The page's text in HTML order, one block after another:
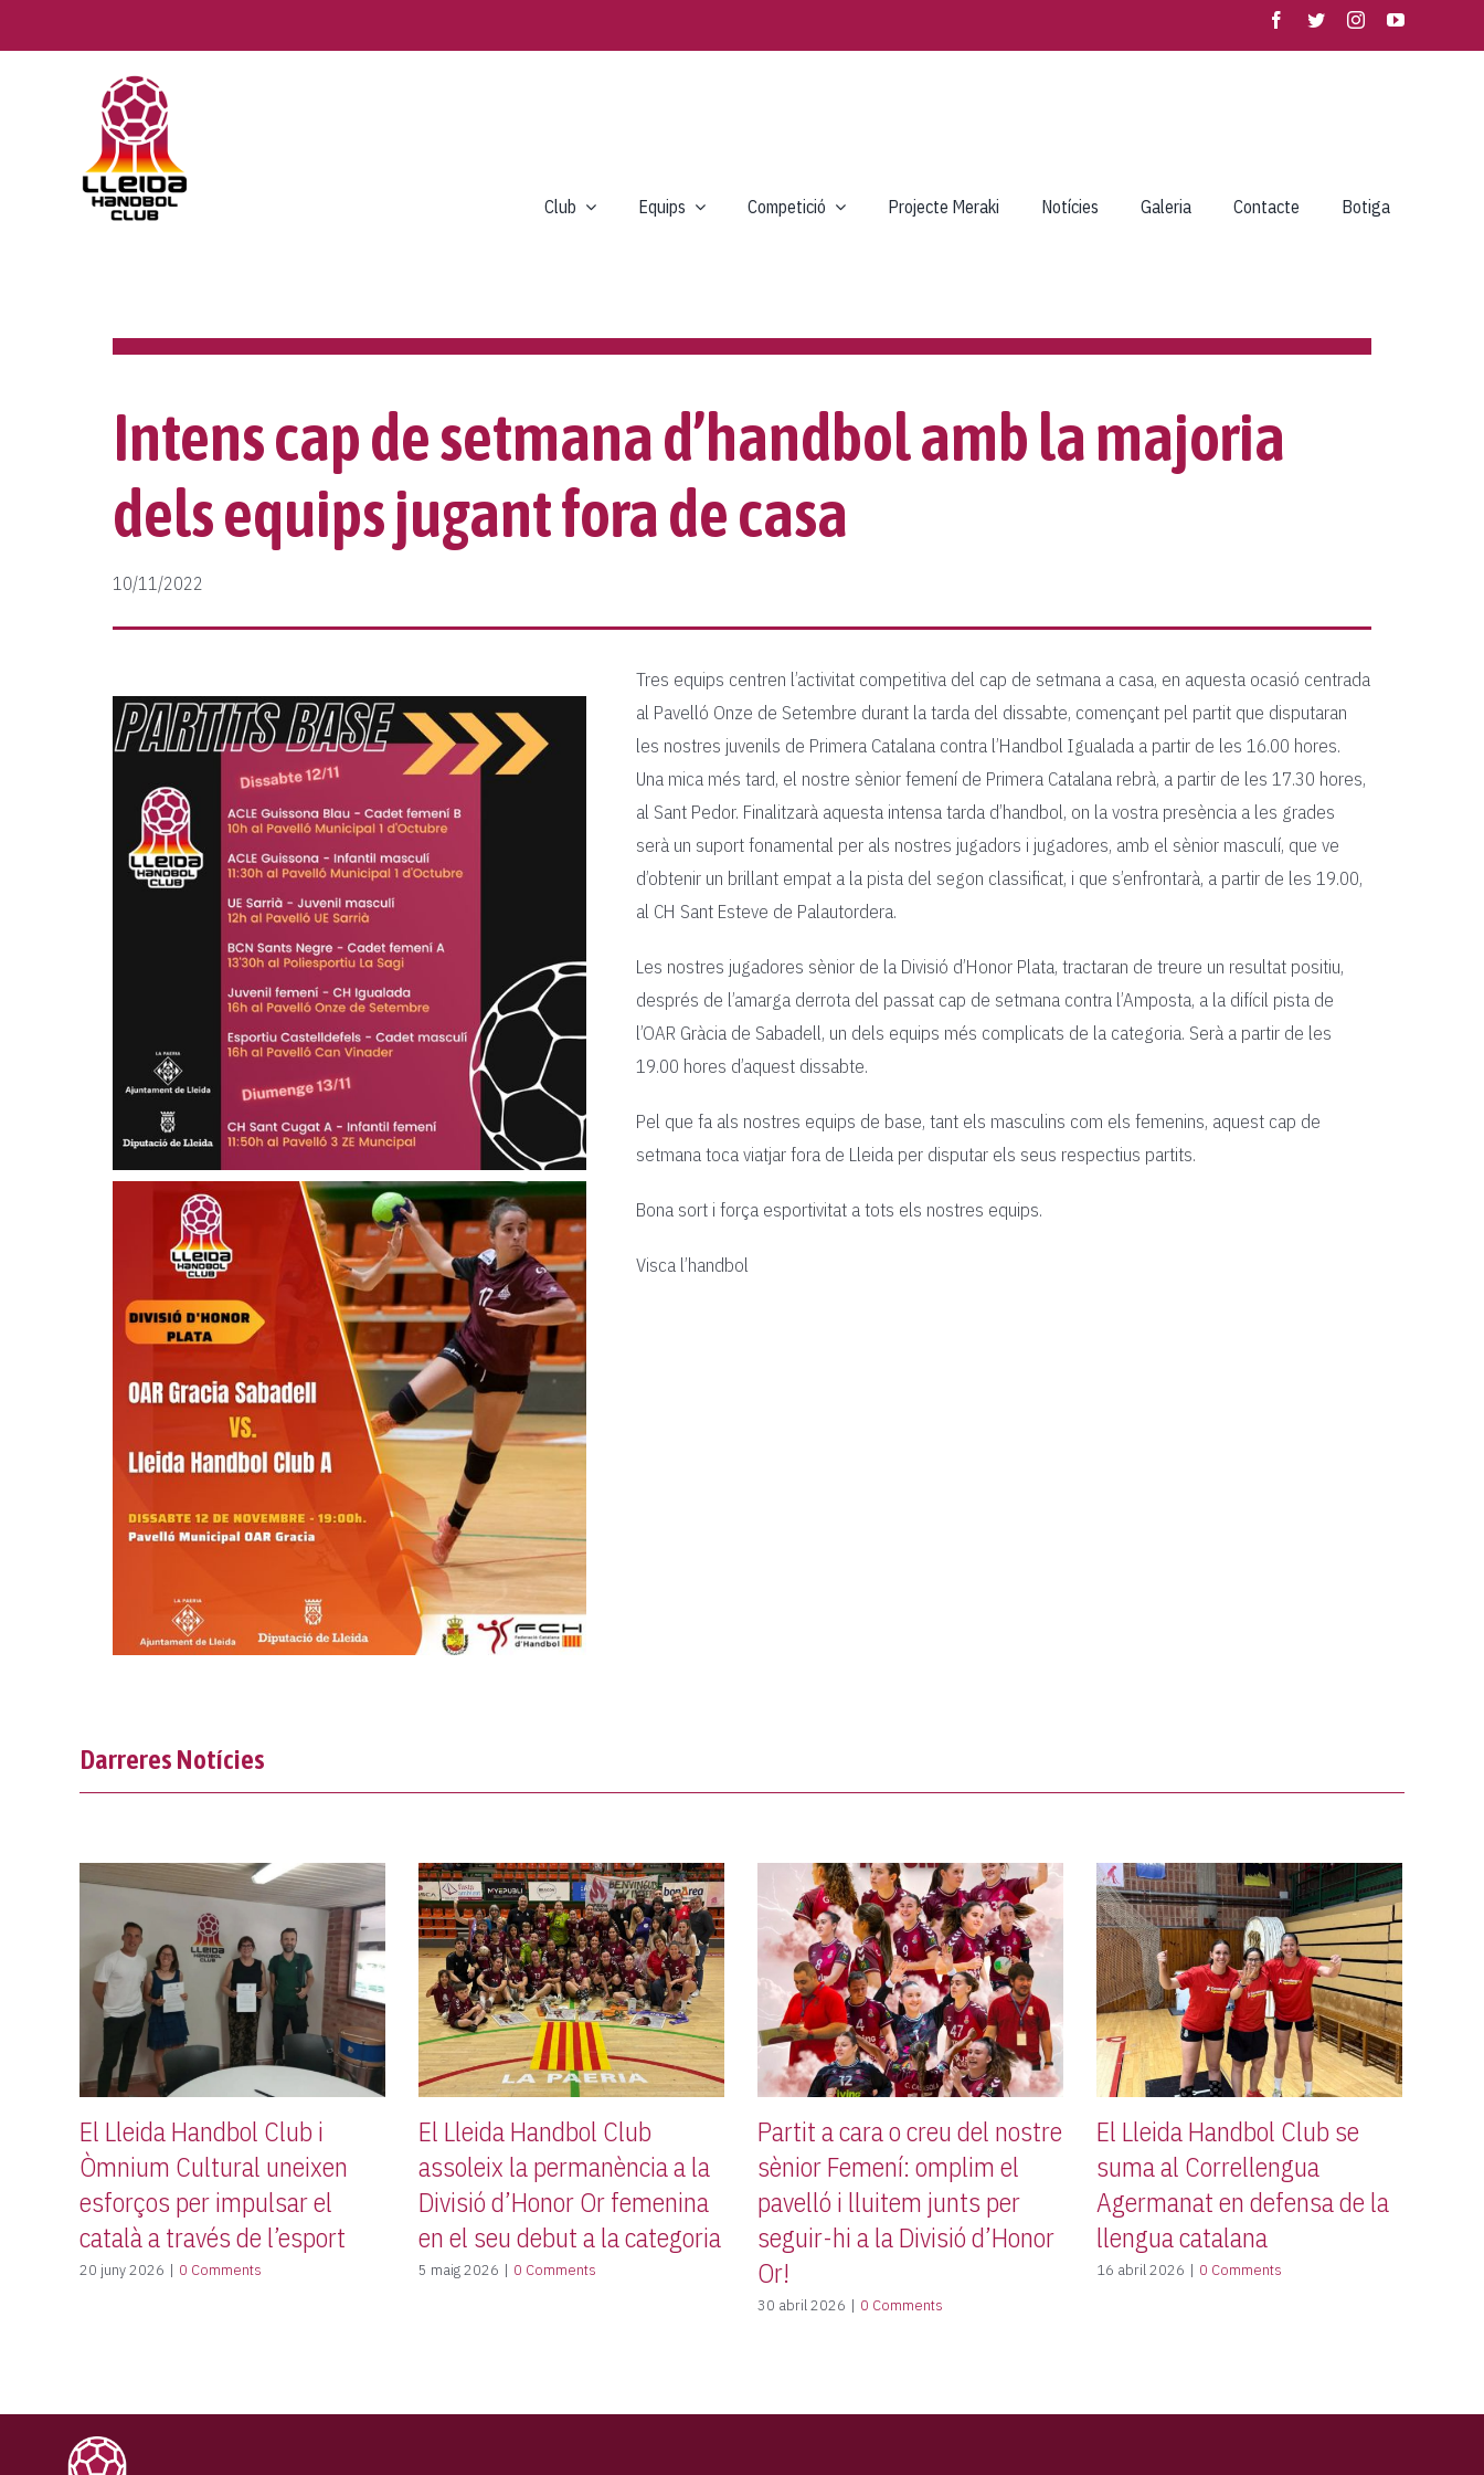
to
Club Equips Competició Projecte Meraki Notícies Galeria Contacte Botiga
Intens cap de setmana d’handbol amb la majoria
dels equips jugant fora de casa
10/11/2022
Tres equips centren l’activitat competitiva del cap de setmana a casa, en aquesta ocasió centrada
al Pavelló Onze de Setembre durant la tarda del dissabte, començant pel partit que disputaran
les nostres juvenils de Primera Catalana contra l’Handbol Igualada a partir de les 16.00 hores.
Una mica més tard, el nostre sènior femení de Primera Catalana rebrà, a partir de les 17.30 hores,
al Sant Pedor. Finalitzarà aquesta intensa tarda d’handbol, on la vostra presència a les grades
serà un suport fonamental per als nostres jugadors i jugadores, amb el sènior masculí, que ve
d’obtenir un brillant empat a la pista del segon classificat, i que s’enfrontarà, a partir de les 19.00,
al CH Sant Esteve de Palautordera.
Les nostres jugadores sènior de la Divisió d’Honor Plata, tractaran de treure un resultat positiu,
després de l’amarga derrota del passat cap de setmana contra l’Amposta, a la difícil pista de
l’OAR Gràcia de Sabadell, un dels equips més complicats de la categoria. Serà a partir de les
19.00 hores d’aquest dissabte.
Pel que fa als nostres equips de base, tant els masculins com els femenins, aquest cap de
setmana toca viatjar fora de Lleida per disputar els seus respectius partits.
Bona sort i força esportivitat a tots els nostres equips.
Visca l’handbol
Darreres Notícies
El Lleida Handbol Club i
Òmnium Cultural uneixen
esforços per impulsar el
català a través de l’esport
20 juny 2026 | 0 Comments
El Lleida Handbol Club
assoleix la permanència a la
Divisió d’Honor Or femenina
en el seu debut a la categoria
5 maig 2026 | 0 Comments
Partit a cara o creu del nostre
sènior Femení: omplim el
pavelló i lluitem junts per
seguir-hi a la Divisió d’Honor
Or!
30 abril 2026 | 0 Comments
El Lleida Handbol Club se
suma al Correllengua
Agermanat en defensa de la
llengua catalana
16 abril 2026 | 0 Comments